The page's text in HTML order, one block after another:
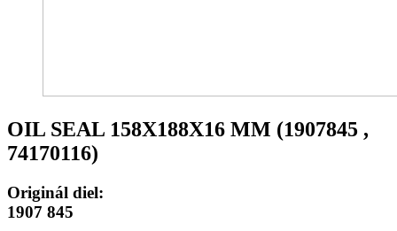
OIL SEAL 158X188X16 MM (1907845 ,
74170116)
Originál diel:
1907 845